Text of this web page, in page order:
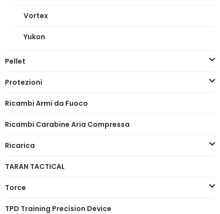
Vortex
Yukon
Pellet
Protezioni
Ricambi Armi da Fuoco
Ricambi Carabine Aria Compressa
Ricarica
TARAN TACTICAL
Torce
TPD Training Precision Device